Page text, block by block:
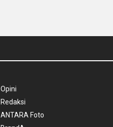
Redaksi
ANTARA Foto
BrandA